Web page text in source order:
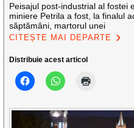
Peisajul post-industrial al fostei
miniere Petrila a fost, la finalul
săptămâni, martorul unei
CITEȘTE MAI DEPARTE
Distribuie acest articol